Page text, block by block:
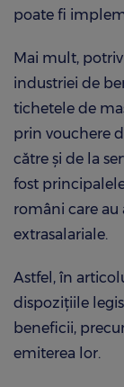
poate fi
Mai mult,
industriei de
tichetele de
prin vouchere
către şi de la
fost
români care au
extrasalariale.
Astfel, în
dispoziţiile
beneficii,
emiterea lor.